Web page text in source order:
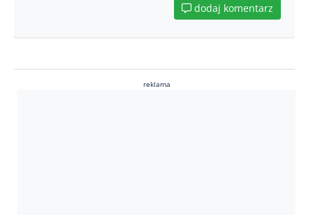
dodaj komentarz
reklama